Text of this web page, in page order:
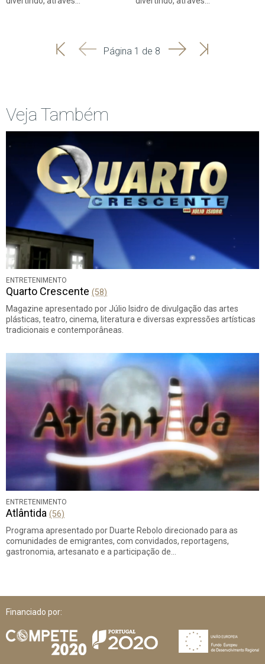
'
'
Página 1 de 8 SeguinteÚltima
Veja Também
ENTRETENIMENTO
Quarto Crescente (58)
Magazine apresentado por Júlio Isidro de divulgação das artes
plásticas, teatro, cinema, literatura e diversas expressões artísticas
tradicionais e contemporâneas.
ENTRETENIMENTO
Atlântida (56)
Programa apresentado por Duarte Rebolo direcionado para as
comunidades de emigrantes, com convidados, reportagens,
gastronomia, artesanato e a participação de…
Financiado por: